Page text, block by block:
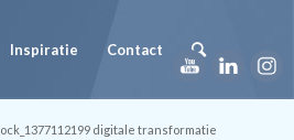
Inspiratie Contact
digitale transformatie